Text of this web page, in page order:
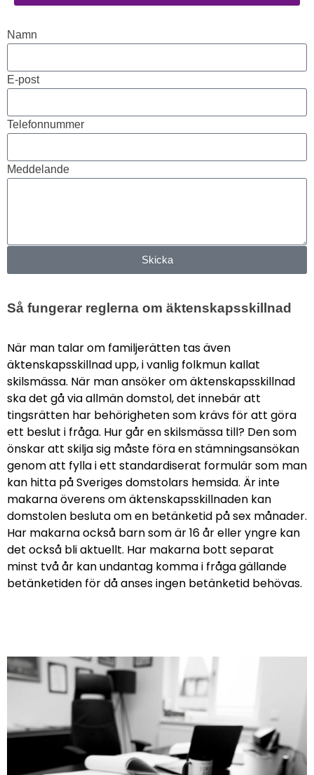
Namn
E-post
Telefonnummer
Meddelande
Skicka
Så fungerar reglerna om äktenskapsskillnad
När man talar om familjerätten tas även
äktenskapsskillnad upp, i vanlig folkmun kallat
skilsmässa. När man ansöker om äktenskapsskillnad
ska det gå via allmän domstol, det innebär att
tingsrätten har behörigheten som krävs för att göra
ett beslut i fråga. Hur går en skilsmässa till? Den som
önskar att skilja sig måste föra en stämningsansökan
genom att fylla i ett standardiserat formulär som man
kan hitta på Sveriges domstolars hemsida. Är inte
makarna överens om äktenskapsskillnaden kan
domstolen besluta om en betänketid på sex månader.
Har makarna också barn som är 16 år eller yngre kan
det också bli aktuellt. Har makarna bott separat
minst två år kan undantag komma i fråga gällande
betänketiden för då anses ingen betänketid behövas.